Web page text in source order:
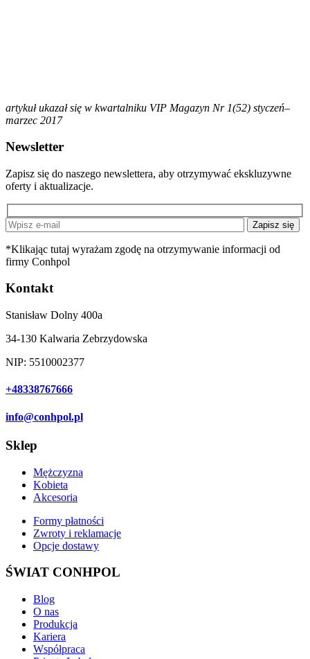
artykuł ukazał się w kwartalniku VIP Magazyn Nr 1(52) styczeń–
marzec 2017
Newsletter
Zapisz się do naszego newslettera, aby otrzymywać ekskluzywne
oferty i aktualizacje.
*Klikając tutaj wyrażam zgodę na otrzymywanie informacji od
firmy Conhpol
Kontakt
Stanisław Dolny 400a
34-130 Kalwaria Zebrzydowska
NIP: 5510002377
+48338767666
info@conhpol.pl
Sklep
Mężczyzna
Kobieta
Akcesoria
Formy płatności
Zwroty i reklamacje
Opcje dostawy
ŚWIAT CONHPOL
Blog
O nas
Produkcja
Kariera
Współpraca